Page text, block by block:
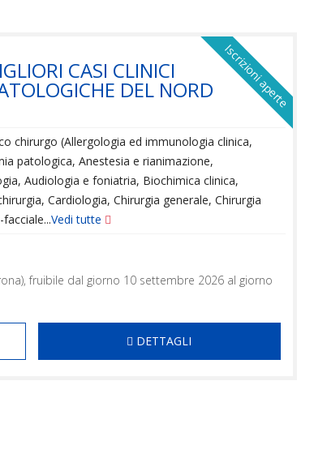
Iscrizioni aperte
CASI CLINICI
DEL NORD
chirurgo (Allergologia ed immunologia clinica,
patologica, Anestesia e rianimazione,
Audiologia e foniatria, Biochimica clinica,
Cardiologia, Chirurgia generale, Chirurgia
Vedi tutte
fruibile dal giorno 10 settembre 2026 al giorno
DETTAGLI